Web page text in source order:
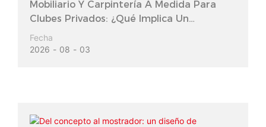
Mobiliario Y Carpintería A Medida Para
Clubes Privados: ¿Qué Implica Un
Equipamiento Completo?
Fecha
2026
08 03